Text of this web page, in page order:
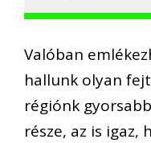
Valóban
hallunk olyan
régiónk
része, az is igaz,